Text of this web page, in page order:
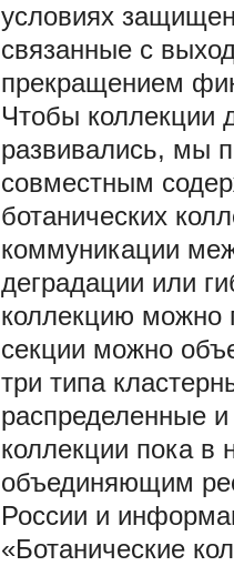
условиях
связанные с
прекращением
Чтобы коллекции
развивались, мы
совместным
ботанических
коммуникации
деградации или
коллекцию можно
секции можно
три типа
распределенные
коллекции пока
объединяющим
России и
«Ботанические